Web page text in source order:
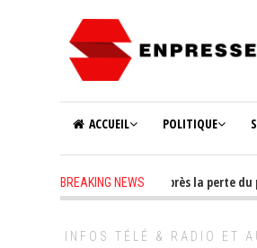
ACCUEIL POLITIQUE
BREAKING NEWS
- Farba Ngom après la perte du
INFOS TÉLÉ & RADIO ET